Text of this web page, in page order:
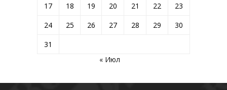
17
18 19 20 21 22
23
24
25 26 27 28 29
30
31
« Июл